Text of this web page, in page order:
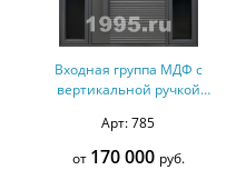
Входная группа МДФ с
вертикальной ручкой
Арт: 785
от 170 000 руб.